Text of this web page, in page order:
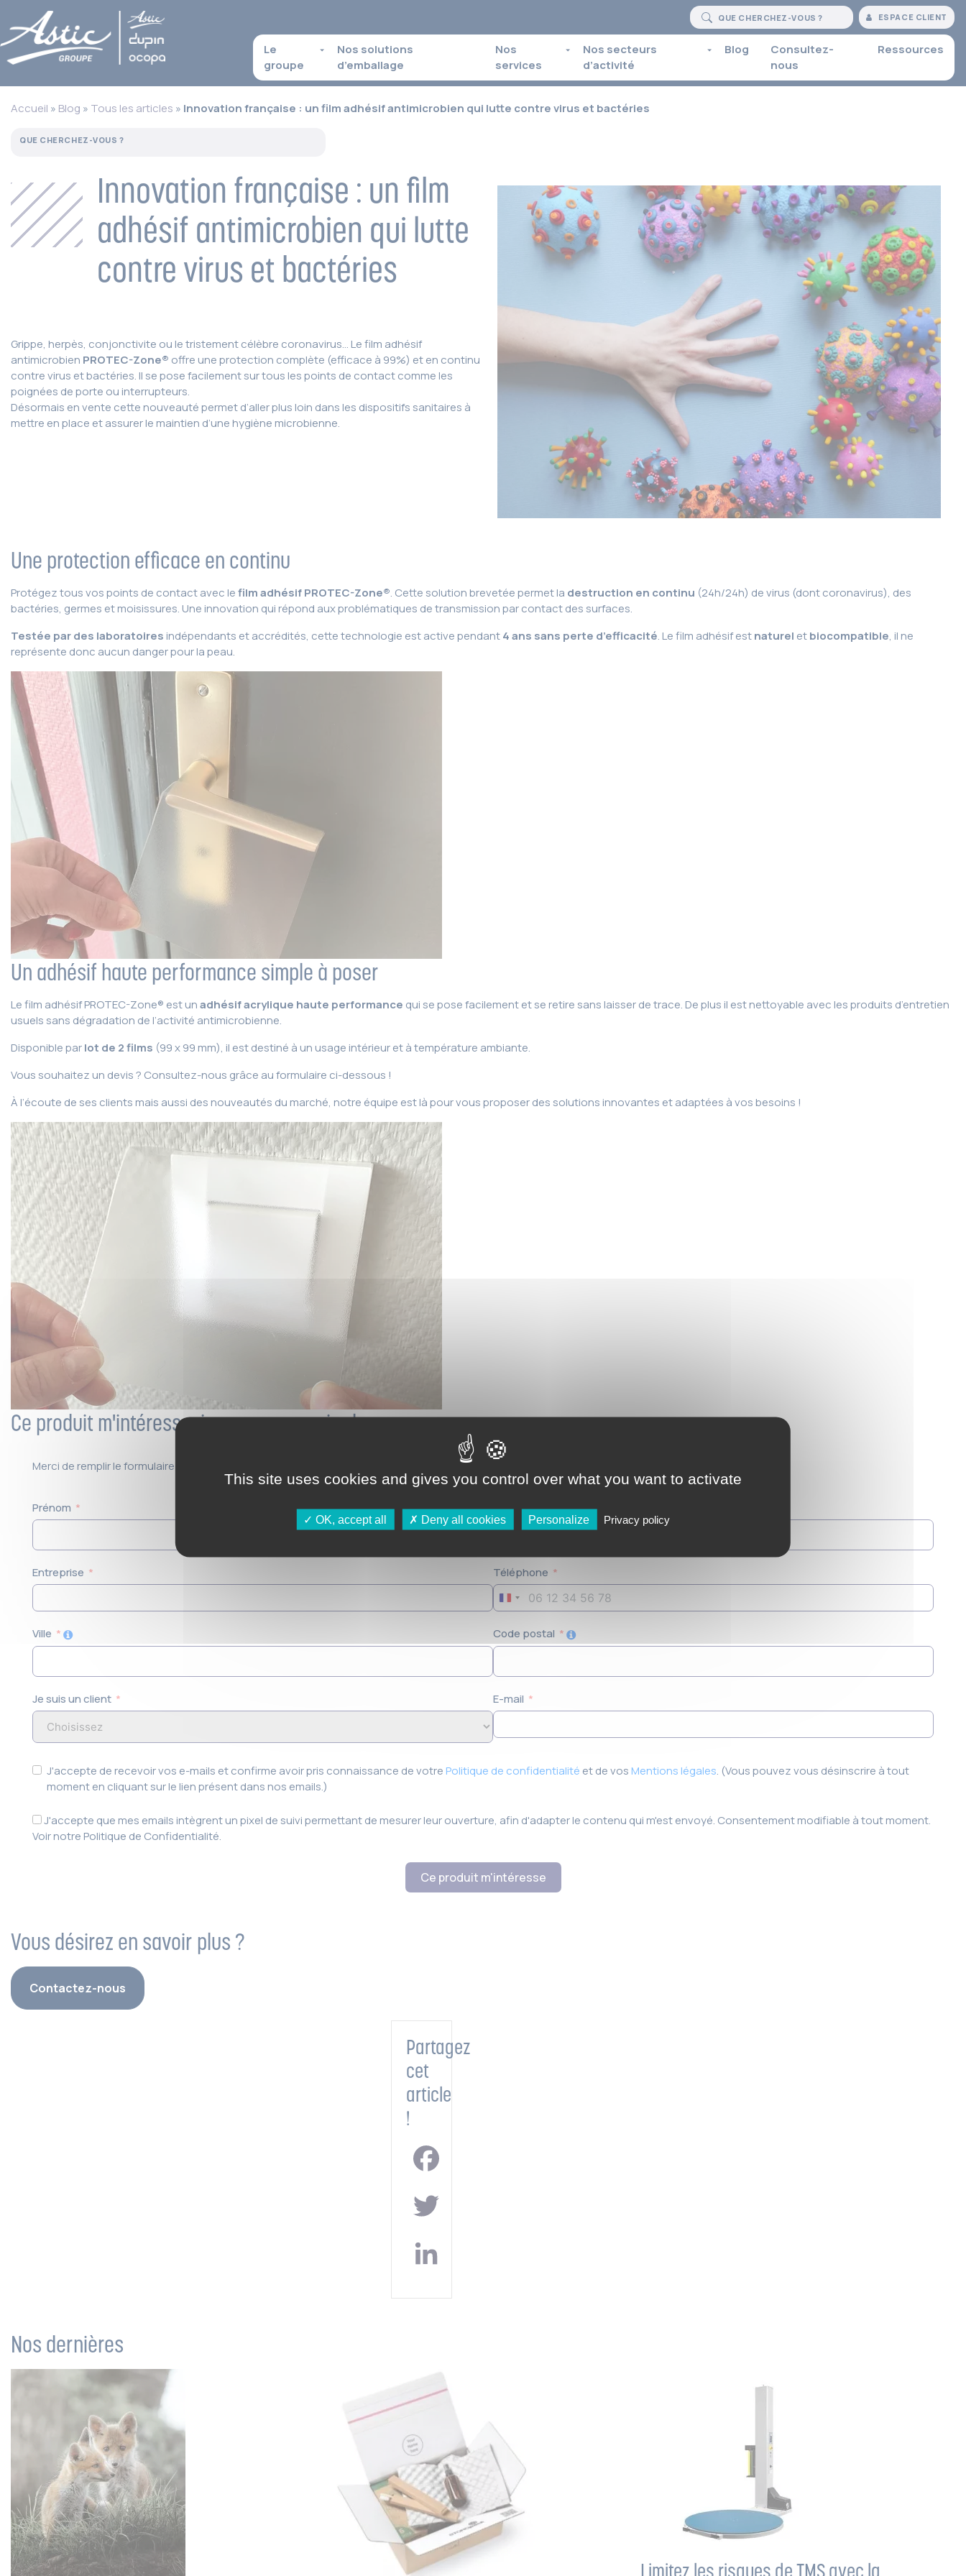
ESPACE CLIENT
Le
groupe
Nos solutions
d’emballage
Nos
services
Nos secteurs
d’activité
Blog
Consultez-
nous
Ressources
Accueil » Blog » Tous les articles » Innovation française : un film adhésif antimicrobien qui lutte contre virus et bactéries
Innovation française : un film
adhésif antimicrobien qui lutte
contre virus et bactéries
Grippe, herpès, conjonctivite ou le tristement célèbre coronavirus… Le film adhésif
antimicrobien PROTEC-Zone® offre une protection complète (efficace à 99%) et en continu
contre virus et bactéries. Il se pose facilement sur tous les points de contact comme les
poignées de porte ou interrupteurs.
Désormais en vente cette nouveauté permet d’aller plus loin dans les dispositifs sanitaires à
mettre en place et assurer le maintien d’une hygiène microbienne.
Une protection efficace en continu
Protégez tous vos points de contact avec lefilm adhésif PROTEC-Zone®. Cette solution brevetée permet la destruction en continu (24h/24h) de virus (dont coronavirus), des
bactéries, germes et moisissures. Une innovation qui répond aux problématiques de transmission par contact des surfaces.
Testée par des laboratoires indépendants et accrédités, cette technologie est active pendant4 ans sans perte d’efficacité. Le film adhésif estnaturel etbiocompatible, il ne
représente donc aucun danger pour la peau.
Un adhésif haute performance simple à poser
Le film adhésif PROTEC-Zone® est unadhésif acrylique haute performance qui se pose facilement et se retire sans laisser de trace. De plus il est nettoyable avec les produits d’entretien
usuels sans dégradation de l’activité antimicrobienne.
Disponible parlot de 2 films (99 x 99 mm), il est destiné à un usage intérieur et à température ambiante.
Vous souhaitez un devis ? Consultez-nous grâce au formulaire ci-dessous !
À l’écoute de ses clients mais aussi des nouveautés du marché, notre équipe est là pour vous proposer des solutions innovantes et adaptées à vos besoins !
Ce produit m'intéresse, je veux en savoir plus :
Merci de remplir le formulaire ci-dessous, vous serez contacté par un membre de l’équipe rapidement.
Prénom
Entreprise
Ville
Je suis un client
Nom
Téléphone
France
+33
Code postal
E-mail
J'accepte de recevoir vos e-mails et confirme avoir pris connaissance de votre Politique de confidentialité et de vos Mentions légales. (Vous pouvez vous désinscrire à tout
moment en cliquant sur le lien présent dans nos emails.)
J'accepte que mes emails intègrent un pixel de suivi permettant de mesurer leur ouverture, afin d'adapter le contenu qui m'est envoyé. Consentement modifiable à tout moment.
Voir notre Politique de Confidentialité.
Ce produit m'intéresse
Vous désirez en savoir plus ?
Contactez-nous
Partagez
cet
article
!
Nos dernières
Limitez les risques de TMS avec la
This site uses cookies and gives you control over what you want to activate
OK, accept all Deny all cookies Personalize Privacy policy